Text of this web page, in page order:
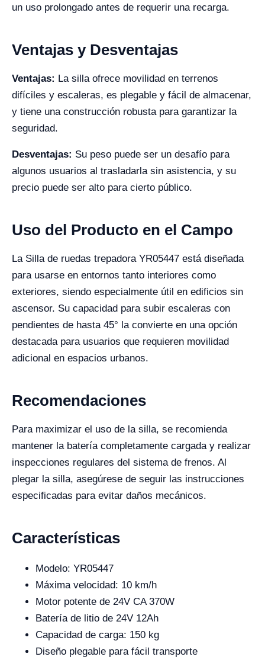
un uso prolongado antes de requerir una recarga.
Ventajas y Desventajas
Ventajas: La silla ofrece movilidad en terrenos
difíciles y escaleras, es plegable y fácil de almacenar,
y tiene una construcción robusta para garantizar la
seguridad.
Desventajas: Su peso puede ser un desafío para
algunos usuarios al trasladarla sin asistencia, y su
precio puede ser alto para cierto público.
Uso del Producto en el Campo
La Silla de ruedas trepadora YR05447 está diseñada
para usarse en entornos tanto interiores como
exteriores, siendo especialmente útil en edificios sin
ascensor. Su capacidad para subir escaleras con
pendientes de hasta 45° la convierte en una opción
destacada para usuarios que requieren movilidad
adicional en espacios urbanos.
Recomendaciones
Para maximizar el uso de la silla, se recomienda
mantener la batería completamente cargada y realizar
inspecciones regulares del sistema de frenos. Al
plegar la silla, asegúrese de seguir las instrucciones
especificadas para evitar daños mecánicos.
Características
Modelo: YR05447
Máxima velocidad: 10 km/h
Motor potente de 24V CA 370W
Batería de litio de 24V 12Ah
Capacidad de carga: 150 kg
Diseño plegable para fácil transporte